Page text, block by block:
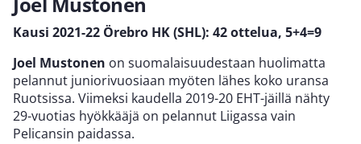
Kausi 2021-22 Örebro HK (SHL): 42 ottelua, 5+4=9
Joel Mustonen on suomalaisuudestaan huolimatta
pelannut juniorivuosiaan myöten lähes koko uransa
Ruotsissa. Viimeksi kaudella 2019-20 EHT-jäillä nähty
29-vuotias hyökkääjä on pelannut Liigassa vain
Pelicansin paidassa.